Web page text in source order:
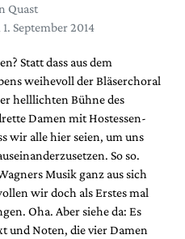
Quast
1. September 2014
Statt dass aus dem
weihevoll der Bläserchoral
helllichten Bühne des
Damen mit Hostessen-
wir alle hier seien, um uns
So so.
Musik ganz aus sich
wir doch als Erstes mal
Oha. Aber siehe da: Es
und Noten, die vier Damen